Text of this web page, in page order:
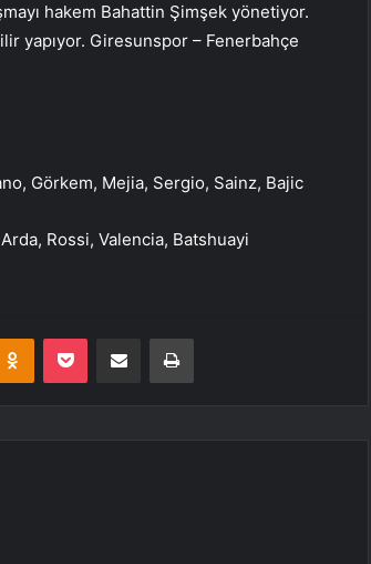
hakem Bahattin Şimşek yönetiyor.
yapıyor. Giresunspor – Fenerbahçe
Görkem, Mejia, Sergio, Sainz, Bajic
Rossi, Valencia, Batshuayi
Odnoklassniki
Pocket E-Posta ile paylaş Yazdır